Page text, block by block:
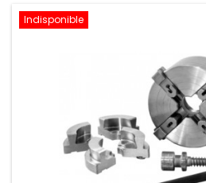
Indisponible